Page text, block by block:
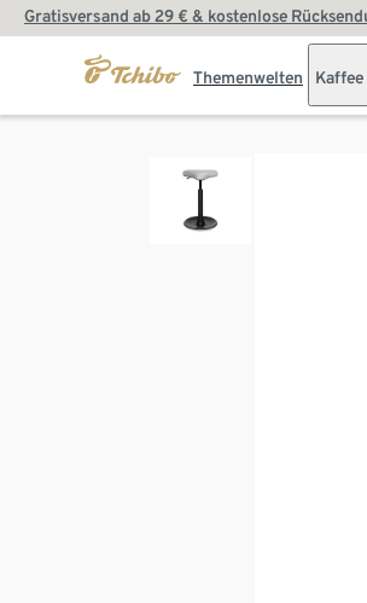
Gratisversand ab 29 € & kostenlose
Themenwelten Kaffee